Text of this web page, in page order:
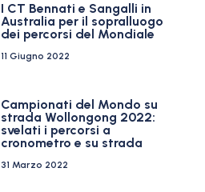
I CT Bennati e Sangalli in
Australia per il sopralluogo
dei percorsi del Mondiale
11 Giugno 2022
Campionati del Mondo su
strada Wollongong 2022:
svelati i percorsi a
cronometro e su strada
31 Marzo 2022